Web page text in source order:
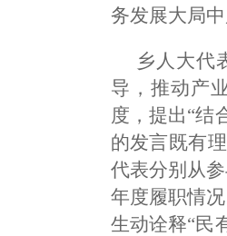
务发展大局中
乡人大代
导，推动产
度，提出“结
的发言既有
代表分别从
年度履职情
生动诠释“民